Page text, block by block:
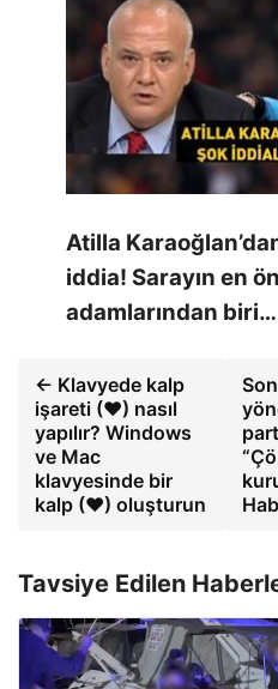
Atilla
iddia! Sarayın en
adamlarından biri…
← Klavyede kalp
işareti (♥) nasıl
yapılır? Windows
ve Mac
klavyesinde bir
kalp (♥) oluşturun
Tavsiye Edilen